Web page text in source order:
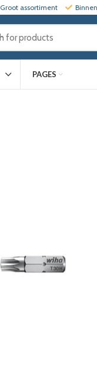
Groot assortiment Binnen
PAGES